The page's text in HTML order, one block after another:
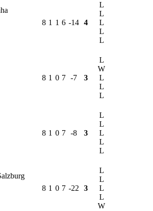
8 1 1 6 -14 4
L
L
L
L
L
8 1 0 7 -7 3
L
W
L
L
L
8 1 0 7 -8 3
L
L
L
L
L
8 1 0 7 -22 3
L
L
L
L
W